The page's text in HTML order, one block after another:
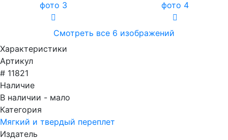
Смотреть все 6 изображений
Характеристики
Артикул
# 11821
Наличие
В наличии - мало
Категория
Мягкий и твердый переплет
Издатель